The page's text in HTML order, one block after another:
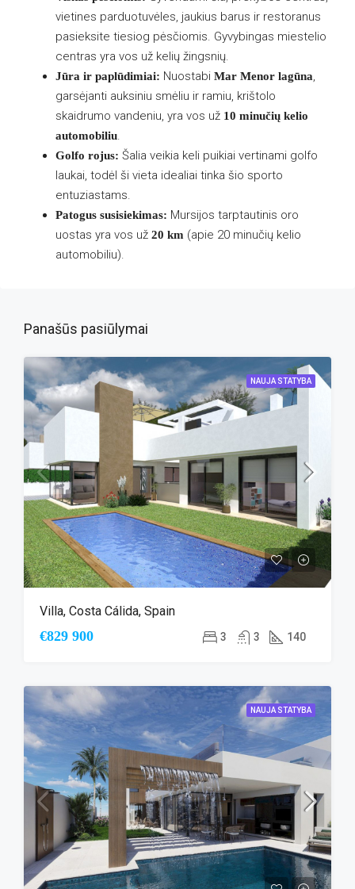
vietines parduotuvėles, jaukius barus ir restoranus
pasieksite tiesiog pėsčiomis. Gyvybingas miestelio
centras yra vos už kelių žingsnių.
Jūra ir paplūdimiai: Nuostabi Mar Menor lagūna,
garsėjanti auksiniu smėliu ir ramiu, krištolo
skaidrumo vandeniu, yra vos už 10 minučių kelio
automobiliu.
Golfo rojus: Šalia veikia keli puikiai vertinami golfo
laukai, todėl ši vieta idealiai tinka šio sporto
entuziastams.
Patogus susisiekimas: Mursijos tarptautinis oro
uostas yra vos už 20 km (apie 20 minučių kelio
automobiliu).
Panašūs pasiūlymai
NAUJA STATYBA
Villa, Costa Cálida, Spain
€829 900 3 3 140
NAUJA STATYBA